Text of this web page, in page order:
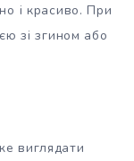
і красиво. При
зі згином або
виглядати